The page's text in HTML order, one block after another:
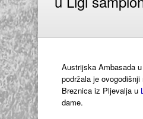
Austrijska Ambasada
podržala je
Breznica iz Pljevalja u
dame.